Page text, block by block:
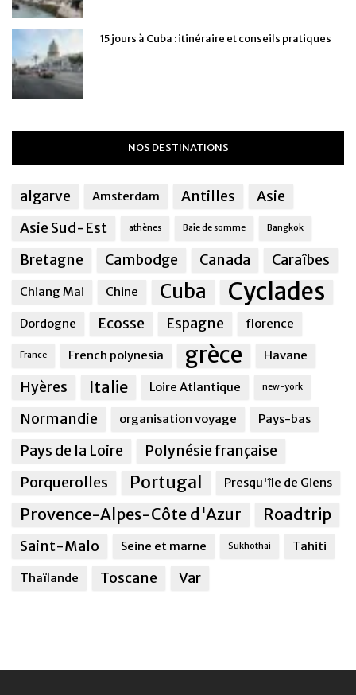
15 jours à Cuba : itinéraire et conseils pratiques
NOS DESTINATIONS
algarve Amsterdam Antilles
Asie
Asie Sud-Est
athènes Baie de somme Bangkok
Bretagne Cambodge Canada Caraîbes
Chiang Mai Chine Cuba Cyclades
Dordogne Ecosse Espagne florence
France French polynesia grèce Havane
Hyères Italie Loire Atlantique new-york
Normandie organisation voyage Pays-bas
Pays de la Loire
Polynésie française
Porquerolles
Portugal Presqu'île de Giens
Provence-Alpes-Côte d'Azur Roadtrip
Saint-Malo Seine et marne Sukhothai Tahiti
Thaïlande Toscane Var